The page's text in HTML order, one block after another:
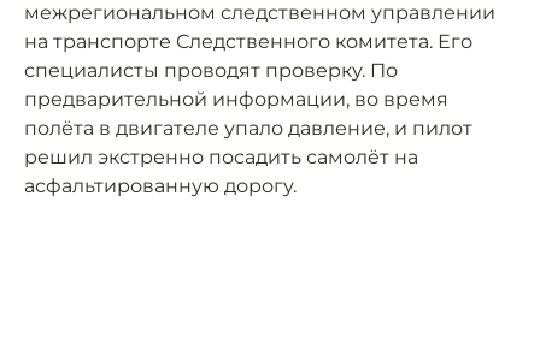
межрегиональном следственном управлении
на транспорте Следственного комитета. Его
специалисты проводят проверку. По
предварительной информации, во время
полёта в двигателе упало давление, и пилот
решил экстренно посадить самолёт на
асфальтированную дорогу.